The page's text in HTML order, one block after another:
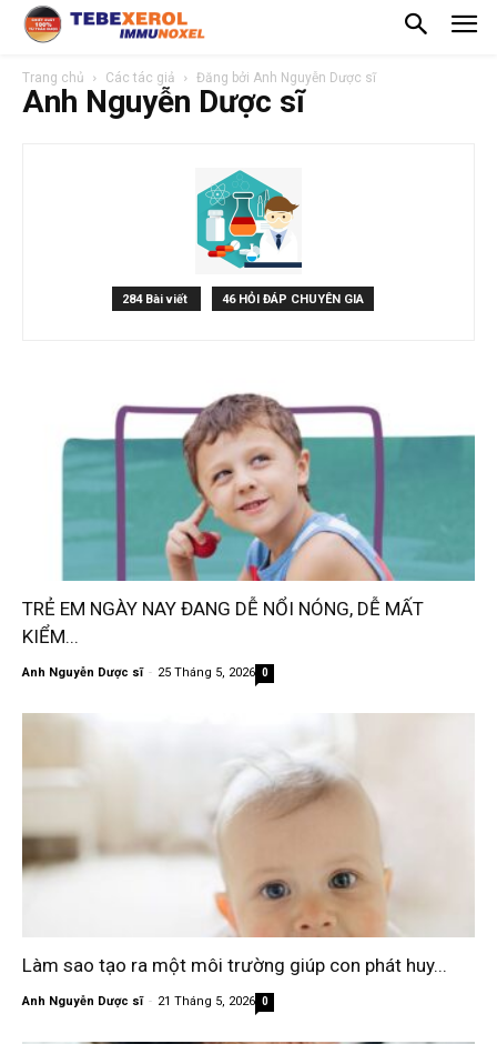
Trang chủ Các tác giả Đăng bởi Anh Nguyễn Dược sĩ
Anh Nguyễn Dược sĩ
284 Bài viết 46 HỎI ĐÁP CHUYÊN GIA
TRẺ EM NGÀY NAY ĐANG DỄ NỔI NÓNG, DỄ MẤT
KIỂM...
Anh Nguyễn Dược sĩ - 25 Tháng 5, 2026 0
Làm sao tạo ra một môi trường giúp con phát huy...
Anh Nguyễn Dược sĩ - 21 Tháng 5, 2026 0